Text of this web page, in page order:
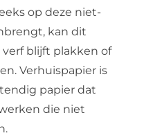
op deze niet-
kan dit
blijft plakken of
Verhuispapier is
papier dat
die niet